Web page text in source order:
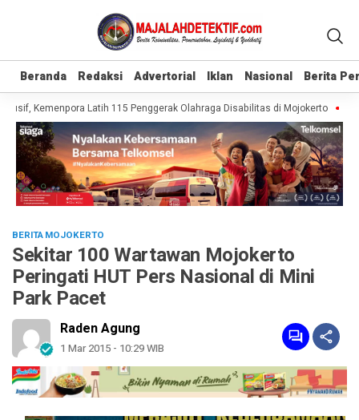
Beranda Redaksi Advertorial Iklan Nasional Berita
Beranda Redaksi Advertorial Iklan Nasional Berita
Kemenpora Latih 115 Penggerak Olahraga Disabilitas di Mojokerto
BERITA MOJOKERTO
Sekitar 100 Wartawan Mojokerto
Peringati HUT Pers Nasional di Mini
Park Pacet
Raden Agung
1 Mar 2015 - 10:29 WIB